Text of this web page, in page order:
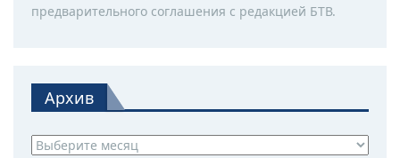
предварительного соглашения с редакцией БТВ.
Архив
Архив